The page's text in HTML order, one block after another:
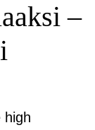
–
high